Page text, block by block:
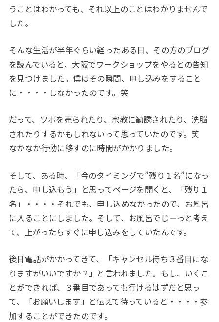
うことはわかっても、それ以上のことはわかりませんで
した。
そんな生活が半年ぐらい経ったある日、その方のブログ
を読んでいると、大阪でワークショップをやるとの告知
を見つけました。僕はその瞬間、申し込みをすること
に・・・・しなかったのです。笑
だって、ツボを売られたり、宗教に勧誘されたり、洗脳
されたりするかもしれないって思っていたのです。笑
なかなか行動に移すのに時間がかかりました。
そして、ある時、「今のタイミングで”残り１名”になっ
たら、申し込もう」と思ってページを開くと、「残り１
名」・・・・それでも、申し込めなかったので、お風呂
に入ることにしました。そして、お風呂でじーっと考え
て、上がったらすぐに申し込みをしていたんです。
後日電話がかかってきて、「キャンセル待ち３番目にな
りますがいいですか？」と言われました。もし、いくこ
とができれば、３番目であっても行けるはずだと思っ
て、「お願いします」と伝えて待っていると・・・・参
加することができたのです。